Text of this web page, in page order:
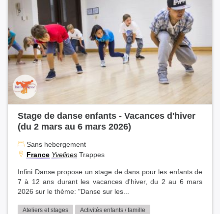
Stage de danse enfants - Vacances d'hiver
(du 2 mars au 6 mars 2026)
Sans hebergement
France Yvelines Trappes
Infini Danse propose un stage de dans pour les enfants de
7 à 12 ans durant les vacances d'hiver, du 2 au 6 mars
2026 sur le thème: "Danse sur les...
Ateliers et stages
Activités enfants / famille